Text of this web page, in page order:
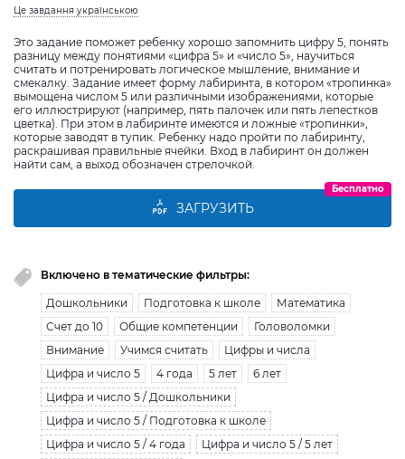
Це завдання українською
Это задание поможет ребенку хорошо запомнить цифру 5, понять
разницу между понятиями «цифра 5» и «число 5», научиться
считать и потренировать логическое мышление, внимание и
смекалку. Задание имеет форму лабиринта, в котором «тропинка»
вымощена числом 5 или различными изображениями, которые
его иллюстрируют (например, пять палочек или пять лепестков
цветка). При этом в лабиринте имеются и ложные «тропинки»,
которые заводят в тупик. Ребенку надо пройти по лабиринту,
раскрашивая правильные ячейки. Вход в лабиринт он должен
найти сам, а выход обозначен стрелочкой.
ЗАГРУЗИТЬ
Бесплатно
Включено в тематические фильтры:
Дошкольники Подготовка к школе
Математика
Счет до 10
Общие компетенции
Головоломки
Внимание
Учимся считать
Цифры и числа
Цифра и число 5
4 года 5 лет
6 лет
Цифра и число 5 / Дошкольники
Цифра и число 5 / Подготовка к школе
Цифра и число 5 / 4 года
Цифра и число 5 / 5 лет